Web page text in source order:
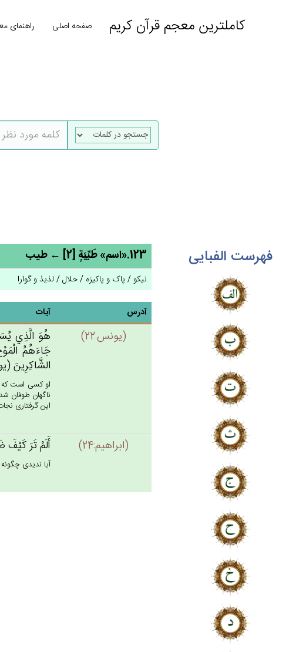
کاملترین معجم قرآن کریم صفحه اصلی راهنمای
فهرست الفبایی 123.«اسم» طَيِّبَة‌ٍ [2] ← طیب
نیکو / پاک و پاکیزه / حلال / لذیذ و گوارا
آدرس آیات
(يونس:22)
هُوَ الَّذِي‌
جَاءَهُم‌ُ
الشَّاكِرِين‌َ
او كسى است كه
ناگهان طوفان
اين گرفتارى
(ابراهيم:24) أَلَم‌ْ تَرَ كَيْف‌َ
آيا نديدى